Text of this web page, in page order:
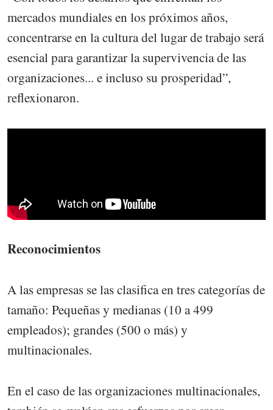
mercados mundiales en los próximos años,
concentrarse en la cultura del lugar de trabajo será
esencial para garantizar la supervivencia de las
organizaciones... e incluso su prosperidad”,
reflexionaron.
Reconocimientos
A las empresas se las clasifica en tres categorías de
tamaño: Pequeñas y medianas (10 a 499
empleados); grandes (500 o más) y
multinacionales.
En el caso de las organizaciones multinacionales,